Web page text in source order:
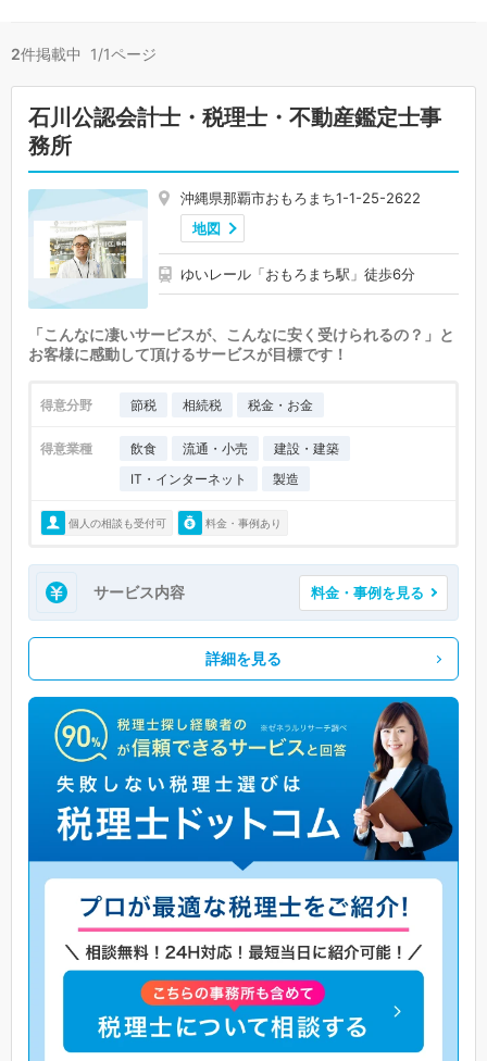
2件掲載中 1/1ページ
石川公認会計士・税理士・不動産鑑定士事
務所
沖縄県那覇市おもろまち1-1-25-2622
地図
ゆいレール「おもろまち駅」徒歩6分
「こんなに凄いサービスが、こんなに安く受けられるの？」と
お客様に感動して頂けるサービスが目標です！
得意分野 節税 相続税 税金・お金
得意業種 飲食 流通・小売
建設・建築
IT・インターネット
製造
個人の相談も受付可 料金・事例あり
サービス内容 料金・事例を見る
詳細を見る